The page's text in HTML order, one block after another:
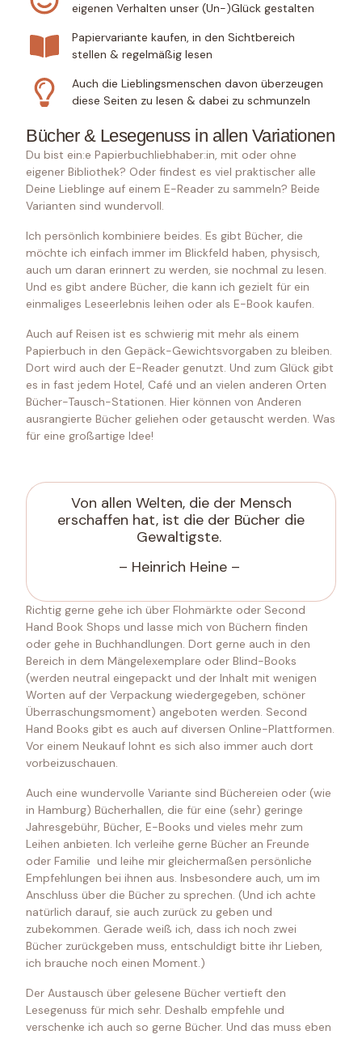
eigenen Verhalten unser (Un-)Glück gestalten
Papiervariante kaufen, in den Sichtbereich
stellen​ & regelmäßig lesen
Auch die Lieblingsmenschen davon überzeugen
diese Seiten zu lesen & dabei zu schmunzeln
Bücher & Lesegenuss in allen Variationen
Du bist ein:e Papierbuchliebhaber:in, mit oder ohne
eigener Bibliothek? Oder findest es viel praktischer alle
Deine Lieblinge auf einem E-Reader zu sammeln? Beide
Varianten sind wundervoll.
Ich persönlich kombiniere beides. Es gibt Bücher, die
möchte ich einfach immer im Blickfeld haben, physisch,
auch um daran erinnert zu werden, sie nochmal zu lesen.
Und es gibt andere Bücher, die kann ich gezielt für ein
einmaliges Leseerlebnis leihen oder als E-Book kaufen.
Auch auf Reisen ist es schwierig mit mehr als einem
Papierbuch in den Gepäck-Gewichtsvorgaben zu bleiben.
Dort wird auch der E-Reader genutzt. Und zum Glück gibt
es in fast jedem Hotel, Café und an vielen anderen Orten
Bücher-Tausch-Stationen. Hier können von Anderen
ausrangierte Bücher geliehen oder getauscht werden. Was
für eine großartige Idee!
Von allen Welten, die der Mensch
erschaffen hat, ist die der Bücher die
Gewaltigste.
– Heinrich Heine –
Richtig gerne gehe ich über Flohmärkte oder Second
Hand Book Shops und lasse mich von Büchern finden
oder gehe in Buchhandlungen. Dort gerne auch in den
Bereich in dem Mängelexemplare oder Blind-Books
(werden neutral eingepackt und der Inhalt mit wenigen
Worten auf der Verpackung wiedergegeben, schöner
Überraschungsmoment) angeboten werden. Second
Hand Books gibt es auch auf diversen Online-Plattformen.
Vor einem Neukauf lohnt es sich also immer auch dort
vorbeizuschauen.
Auch eine wundervolle Variante sind Büchereien oder (wie
in Hamburg) Bücherhallen, die für eine (sehr) geringe
Jahresgebühr, Bücher, E-Books und vieles mehr zum
Leihen anbieten. Ich verleihe gerne Bücher an Freunde
oder Familie und leihe mir gleichermaßen persönliche
Empfehlungen bei ihnen aus. Insbesondere auch, um im
Anschluss über die Bücher zu sprechen. (Und ich achte
natürlich darauf, sie auch zurück zu geben und
zubekommen. Gerade weiß ich, dass ich noch zwei
Bücher zurückgeben muss, entschuldigt bitte ihr Lieben,
ich brauche noch einen Moment.)
Der Austausch über gelesene Bücher vertieft den
Lesegenuss für mich sehr. Deshalb empfehle und
verschenke ich auch so gerne Bücher. Und das muss eben